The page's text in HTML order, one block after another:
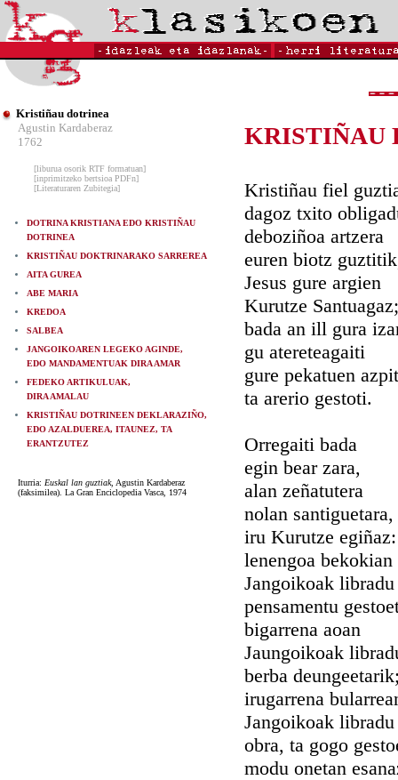
Kristiñau dotrinea
Agustin Kardaberaz
1762
[liburua osorik RTF formatuan]
[inprimitzeko bertsioa PDFn]
[Literaturaren Zubitegia]
DOTRINA KRISTIANA EDO KRISTIÑAU
DOTRINEA
KRISTIÑAU DOKTRINARAKO SARREREA
AITA GUREA
ABE MARIA
KREDOA
SALBEA
JANGOIKOAREN LEGEKO AGINDE,
EDO MANDAMENTUAK DIRA AMAR
FEDEKO ARTIKULUAK,
DIRA AMALAU
KRISTIÑAU DOTRINEEN DEKLARAZIÑO,
EDO AZALDUEREA, ITAUNEZ, TA
ERANTZUTEZ
Iturria: Euskal lan guztiak, Agustin Kardaberaz
(faksimilea). La Gran Enciclopedia Vasca, 1974
KRISTIÑAU
Kristiñau fiel
dagoz txito
deboziñoa artzera
euren biotz
Jesus gure argien
Kurutze Santuagaz;
bada an ill gura
gu atereteagaiti
gure pekatuen
ta arerio gestoti.
Orregaiti bada
egin bear zara,
alan zeñatutera
nolan santiguetara,
iru Kurutze egiñaz:
lenengoa bekokian
Jangoikoak
pensamentu
bigarrena aoan
Jaungoikoak
berba
irugarrena
Jangoikoak
obra, ta gogo
modu onetan